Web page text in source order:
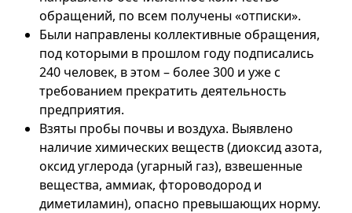
обращений, по всем получены «отписки».
Были направлены коллективные обращения,
под которыми в прошлом году подписались
240 человек, в этом – более 300 и уже с
требованием прекратить деятельность
предприятия.
Взяты пробы почвы и воздуха. Выявлено
наличие химических веществ (диоксид азота,
оксид углерода (угарный газ), взвешенные
вещества, аммиак, фтороводород и
диметиламин), опасно превышающих норму.